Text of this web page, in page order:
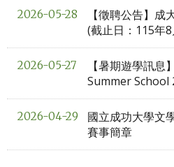
2026-05-28
【徵聘公告】成
(截止日：115年
2026-05-27
【暑期遊學訊
Summer School
2026-04-29
國立成功大學文
賽事簡章